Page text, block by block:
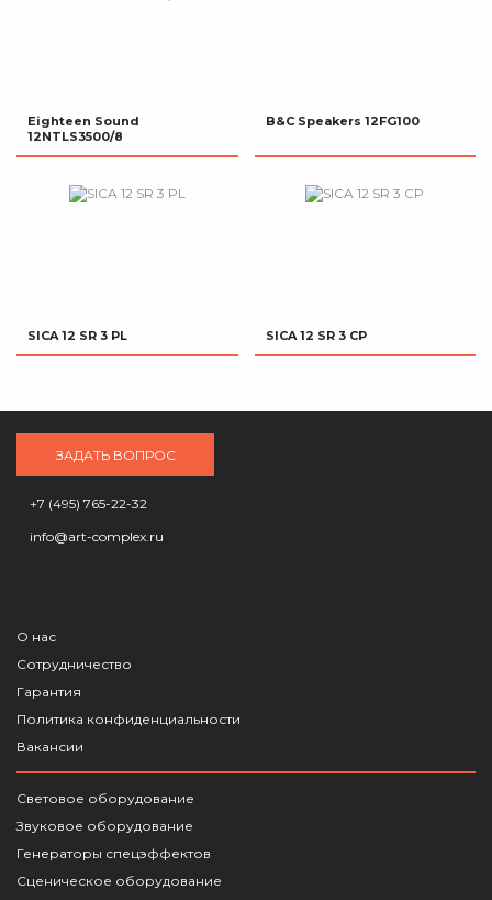
Eighteen Sound
12NTLS3500/8
B&C Speakers 12FG100
SICA 12 SR 3 PL SICA 12 SR 3 CP
ЗАДАТЬ ВОПРОС
+7 (495) 765-22-32
info@art-complex.ru
О нас
Сотрудничество
Гарантия
Политика конфиденциальности
Вакансии
Световое оборудование
Звуковое оборудование
Генераторы спецэффектов
Сценическое оборудование